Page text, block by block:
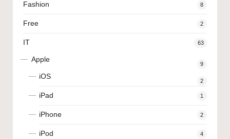
Fashion 8
Free 2
IT 63
Apple
9
iOS
2
iPad 1
iPhone 2
iPod 4